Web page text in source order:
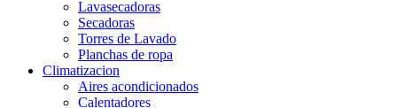
Lavasecadoras
Secadoras
Torres de Lavado
Planchas de ropa
Climatizacion
Aires acondicionados
Calentadores